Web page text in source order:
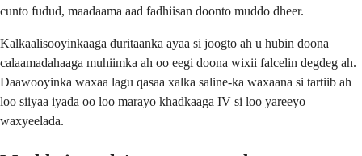
cunto fudud, maadaama aad fadhiisan doonto muddo dheer.
Kalkaalisooyinkaaga duritaanka ayaa si joogto ah u hubin doona
calaamadahaaga muhiimka ah oo eegi doona wixii falcelin degdeg ah.
Daawooyinka waxaa lagu qasaa xalka saline-ka waxaana si tartiib ah
loo siiyaa iyada oo loo marayo khadkaaga IV si loo yareeyo
waxyeelada.